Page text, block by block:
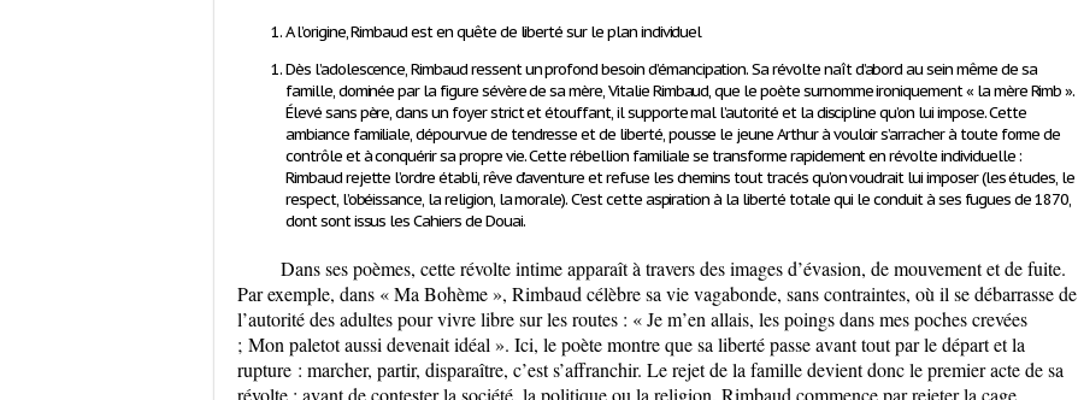
A l’origine, Rimbaud est en quête de liberté sur le plan individuel
Dès l’adolescence, Rimbaud ressent un profond besoin d’émancipation.Sa révolte naît d’abordau sein même de sa
famille, dominée par la figure sévère de sa mère, Vitalie Rimbaud, que le poète surnomme ironiquement« la mère Rimb ».
Élevé sans père, dans un foyer strict et étouffant, il supporte mal l’autorité et la discipline qu’on lui impose. Cette
ambiance familiale, dépourvue de tendresse et de liberté, pousse le jeune Arthur à vouloirs’arracher à toute forme de
contrôleet à conquérir sa propre vie. Cette rébellion familiale se transforme rapidement enrévolte individuelle:
Rimbaud rejette l’ordre établi, rêve d’aventure et refuse les chemins tout tracés qu’on voudrait lui imposer (les études, le
respect, l’obéissance, la religion, la morale).C’est cette aspiration à la liberté totale qui le conduit à ses fugues de 1870,
dont sont issus lesCahiers de Douai.
Dans ses poèmes, cette révolte intime apparaît à travers des images d’évasion, de mouvement et de fuite.
Par exemple, dans « Ma Bohème », Rimbaud célèbre sa vie vagabonde, sans contraintes, où il se débarrasse de
l’autorité des adultes pour vivre libre sur les routes : « Je m’en allais, les poings dans mes poches crevées
; Mon paletot aussi devenait idéal ». Ici, le poète montre que sa liberté passe avant tout parle départ et la
rupture : marcher, partir, disparaître, c’est s’affranchir. Le rejet de la famille devient donc le premier acte de sa
révolte : avant de contester la société, la politique ou la religion, Rimbaud commence parrejeter la cage